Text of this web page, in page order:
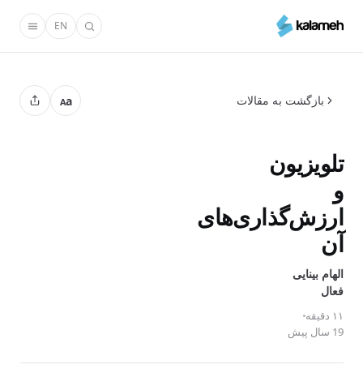
محتوای
EN
بازگشت به مقالات Aa
تلویزیون
و
ارزش‌گذاری‌های
آن
الهام بینایی
فعال
۱۱ دقیقه
19 سال پیش